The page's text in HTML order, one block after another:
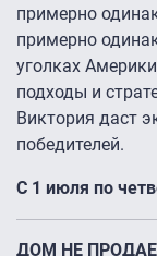
примерно
примерно
уголках
подходы и
Виктория даст
победителей.
С 1 июля по
ДОМ НЕ